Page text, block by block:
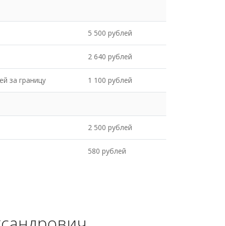
5 500 рублей
2 640 рублей
за границу 1 100 рублей
2 500 рублей
580 рублей